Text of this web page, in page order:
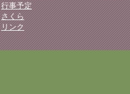
行事予定
さくら
リンク